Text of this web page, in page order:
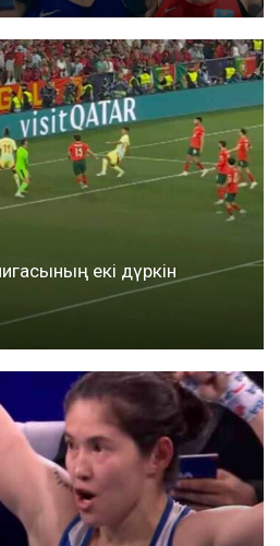
екі дүркін